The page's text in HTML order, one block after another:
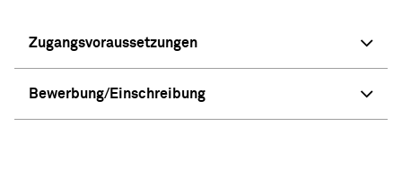
Zugangsvoraussetzungen
Bewerbung/Einschreibung